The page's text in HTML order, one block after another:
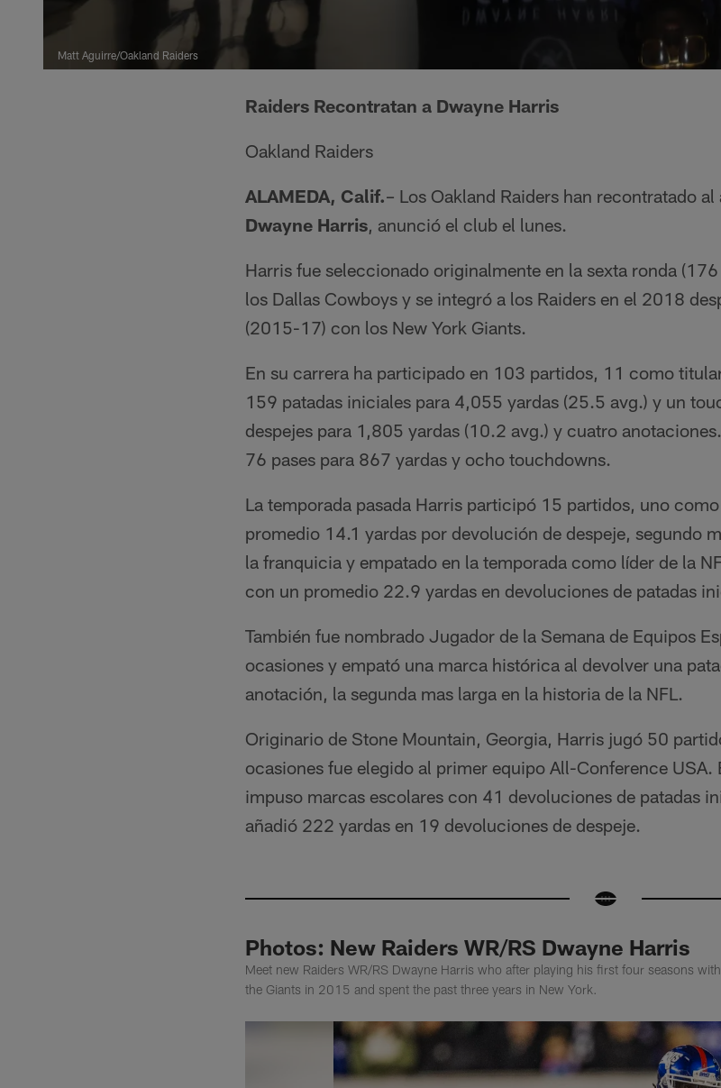
Matt Aguirre/Oakland Raiders
Raiders Recontratan a Dwayne Harris
Oakland Raiders
ALAMEDA, Calif.– Los Oakland Raiders han recontratado
Dwayne Harris, anunció el club el lunes.
Harris fue seleccionado originalmente en la sexta ronda
los Dallas Cowboys y se integró a los Raiders en el 2018
(2015-17) con los New York Giants.
En su carrera ha participado en 103 partidos, 11 como
159 patadas iniciales para 4,055 yardas (25.5 avg.) y un
despejes para 1,805 yardas (10.2 avg.) y cuatro
76 pases para 867 yardas y ocho touchdowns.
La temporada pasada Harris participó 15 partidos, uno
promedio 14.1 yardas por devolución de despeje, segundo
la franquicia y empatado en la temporada como líder de la
con un promedio 22.9 yardas en devoluciones de patadas
También fue nombrado Jugador de la Semana de Equipos
ocasiones y empató una marca histórica al devolver una
anotación, la segunda mas larga en la historia de la NFL.
Originario de Stone Mountain, Georgia, Harris jugó 50
ocasiones fue elegido al primer equipo All-Conference
impuso marcas escolares con 41 devoluciones de patadas
añadió 222 yardas en 19 devoluciones de despeje.
Photos: New Raiders WR/RS Dwayne Harris
Meet new Raiders WR/RS Dwayne Harris who after playing his first four seasons
the Giants in 2015 and spent the past three years in New York.